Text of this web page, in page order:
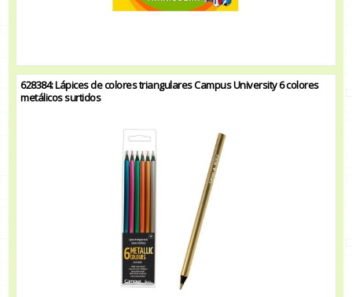
628384: Lápices de colores triangulares Campus University 6 colores
metálicos surtidos